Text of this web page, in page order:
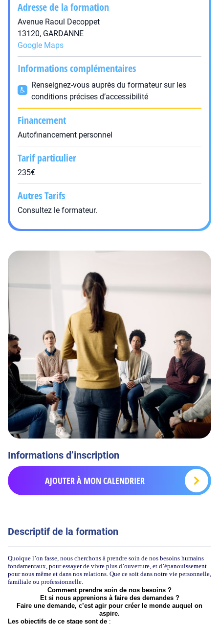
Adresse de la formation
Avenue Raoul Decoppet
13120, GARDANNE
Google Maps
Informations complémentaires
Renseignez-vous auprès du formateur sur les
conditions précises d’accessibilité
Financement
Autofinancement personnel
Tarif particulier
235€
Autres Tarifs
Consultez le formateur.
Informations d’inscription
AJOUTER À MON CALENDRIER
Descriptif de la formation
Quoique l’on fasse, nous cherchons à prendre soin de nos besoins humains
fondamentaux, pour essayer de vivre plus d’ouverture, et d’épanouissement
pour nous même et dans nos relations. Que ce soit dans notre vie personnelle,
familiale ou professionnelle.
Comment prendre soin de nos besoins ?
Et si nous apprenions à faire des demandes ?
Faire une demande, c’est agir pour créer le monde auquel on
aspire.
Les objectifs de ce stage sont de :